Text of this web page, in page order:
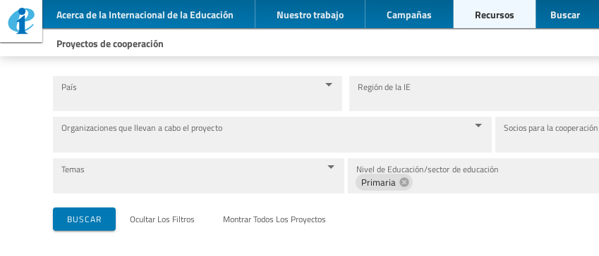
Acerca de la Internacional de la Educación Nuestro trabajo Campañas Recursos Buscar
Proyectos de cooperación
País Región de la IE
Organizaciones que llevan a cabo el proyecto Socios para la cooperación
Temas Nivel de Educación/sector de educación
Primaria
BUSCAR Ocultar Los Filtros Montrar Todos Los Proyectos